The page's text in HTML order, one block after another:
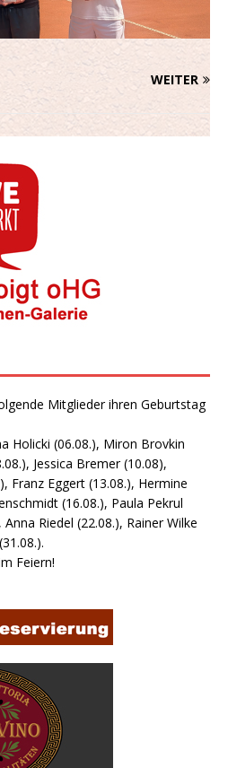
WEITER
Mitglieder ihren Geburtstag
Holicki (06.08.), Miron Brovkin
Jessica Bremer (10.08),
Franz Eggert (13.08.), Hermine
(16.08.), Paula Pekrul
Riedel (22.08.), Rainer Wilke
Feiern!